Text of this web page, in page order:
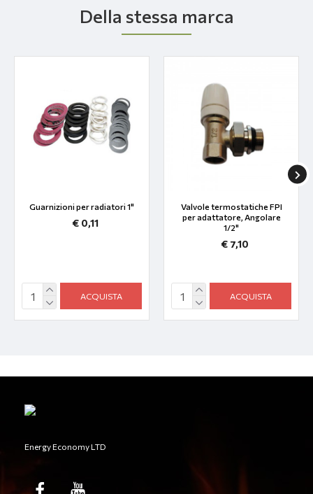
Della stessa marca
Guarnizioni per radiatori 1"
€ 0,11
ACQUISTA
Valvole termostatiche FPI
per adattatore, Angolare
1/2"
€ 7,10
ACQUISTA
Energy Economy LTD